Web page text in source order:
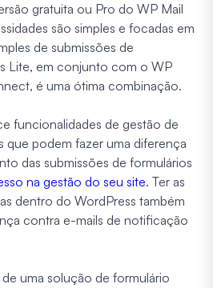
gratuita ou Pro do WP Mail
são simples e focadas em
de submissões de
Lite, em conjunto com o WP
é uma ótima combinação.
funcionalidades de gestão de
que podem fazer uma diferença
das submissões de formulários
na gestão do seu site. Ter as
dentro do WordPress também
contra e-mails de notificação
uma solução de formulário